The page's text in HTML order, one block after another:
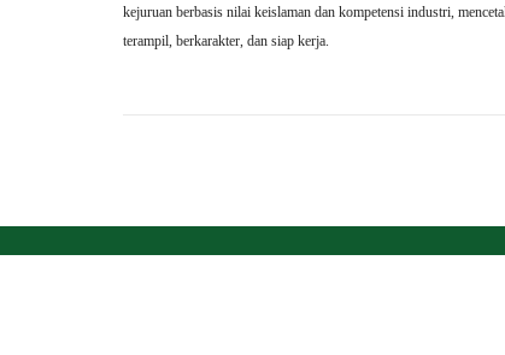
kejuruan berbasis nilai keislaman dan kompetensi industri,
terampil, berkarakter, dan siap kerja.